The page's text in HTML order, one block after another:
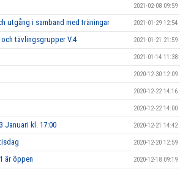
2021-02-08 09:59
utgång i samband med träningar 2021-01-29 12:54
tävlingsgrupper V.4 2021-01-21 21:59
2021-01-14 11:38
2020-12-30 12:09
2020-12-22 14:16
2020-12-22 14:00
Januari kl. 17:00 2020-12-21 14:42
2020-12-20 12:59
är öppen 2020-12-18 09:19